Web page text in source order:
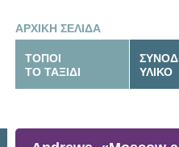
ΑΡΧΙΚΗ ΣΕΛΙΔΑ
ΤΟΠΟΙ
ΤΟ ΤΑΞΙΔΙ
ΥΛΙΚΟ